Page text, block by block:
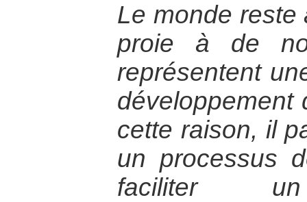
Le monde reste
proie à de
représentent
développement
cette raison, il
un processus
faciliter un